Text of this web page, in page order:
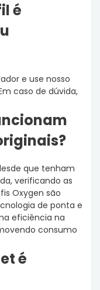
é
e use nosso
caso de dúvida,
que tenham
verificando as
Oxygen são
de ponta e
eficiência na
consumo
é